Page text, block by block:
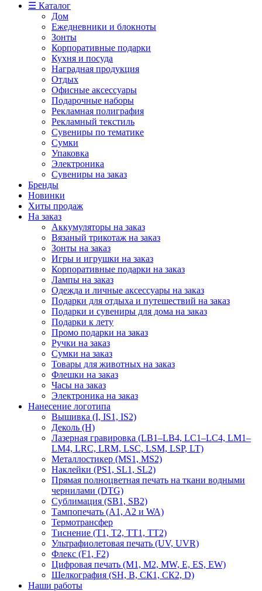
☰ Каталог
Дом
Ежедневники и блокноты
Зонты
Корпоративные подарки
Кухня и посуда
Наградная продукция
Отдых
Офисные аксессуары
Подарочные наборы
Рекламная полиграфия
Рекламный текстиль
Сувениры по тематике
Сумки
Упаковка
Электроника
Сувениры на заказ
Бренды
Новинки
Хиты продаж
На заказ
Аккумуляторы на заказ
Вязаный трикотаж на заказ
Зонты на заказ
Игры и игрушки на заказ
Корпоративные подарки на заказ
Лампы на заказ
Одежда и личные аксессуары на заказ
Подарки для отдыха и путешествий на заказ
Подарки и сувениры для дома на заказ
Подарки к лету
Промо подарки на заказ
Ручки на заказ
Сумки на заказ
Товары для животных на заказ
Флешки на заказ
Часы на заказ
Электроника на заказ
Нанесение логотипа
Вышивка (I, IS1, IS2)
Деколь (H)
Лазерная гравировка (LB1–LB4, LC1–LC4, LM1–
LM4, LRC, LRM, LSC, LSM, LSP, LT)
Металлостикер (MS1, MS2)
Наклейки (PS1, SL1, SL2)
Прямая полноцветная печать на ткани водными
чернилами (DTG)
Сублимация (SB1, SB2)
Тампопечать (A1, A2 и WA)
Термотрансфер
Тиснение (Т1, Т2, ТT1, ТT2)
Ультрафиолетовая печать (UV, UVR)
Флекс (F1, F2)
Цифровая печать (M1, M2, MW, E, ES, EW)
Шелкография (SH, В, СК1, СК2, D)
Наши работы